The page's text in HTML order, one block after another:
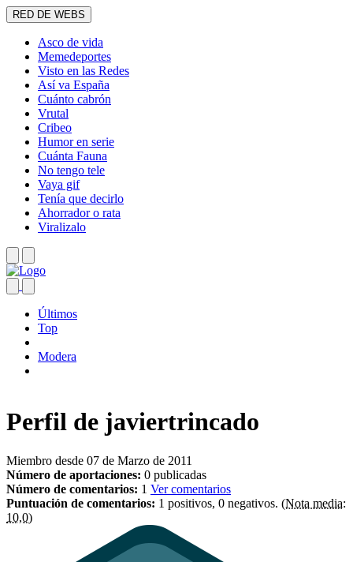
RED DE WEBS
Asco de vida
Memedeportes
Visto en las Redes
Así va España
Cuánto cabrón
Vrutal
Cribeo
Humor en serie
Cuánta Fauna
No tengo tele
Vaya gif
Tenía que decirlo
Ahorrador o rata
Viralizalo
Últimos
Top
Modera
Perfil de javiertrincado
Miembro desde 07 de Marzo de 2011
Número de aportaciones: 0 publicadas
Número de comentarios: 1 Ver comentarios
Puntuación de comentarios: 1 positivos, 0 negativos. (Nota media:
10,0)